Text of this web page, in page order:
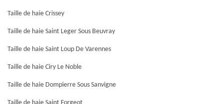
Taille de haie Crissey
Taille de haie Saint Leger Sous Beuvray
Taille de haie Saint Loup De Varennes
Taille de haie Ciry Le Noble
Taille de haie Dompierre Sous Sanvigne